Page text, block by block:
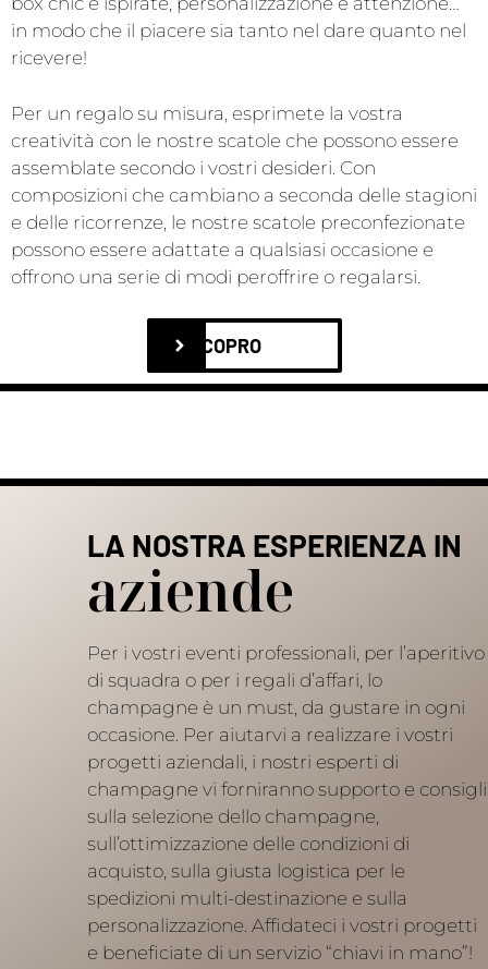
in modo che il piacere sia tanto nel dare quanto nel
ricevere!
Per un regalo su misura, esprimete la vostra
creatività con le nostre scatole che possono essere
assemblate secondo i vostri desideri. Con
composizioni che cambiano a seconda delle stagioni
e delle ricorrenze, le nostre scatole preconfezionate
possono essere adattate a qualsiasi occasione e
offrono una serie di modi peroffrire o regalarsi.
SCOPRO
LA NOSTRA ESPERIENZA IN
aziende
Per i vostri eventi professionali, per l’aperitivo
di squadra o per i regali d’affari, lo
champagne è un must, da gustare in ogni
occasione. Per aiutarvi a realizzare i vostri
progetti aziendali, i nostri esperti di
champagne vi forniranno supporto e consigli
sulla selezione dello champagne,
sull’ottimizzazione delle condizioni di
acquisto, sulla giusta logistica per le
spedizioni multi-destinazione e sulla
personalizzazione. Affidateci i vostri progetti
e beneficiate di un servizio “chiavi in mano”!